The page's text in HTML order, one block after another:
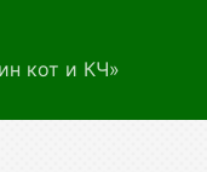
кот и КЧ»